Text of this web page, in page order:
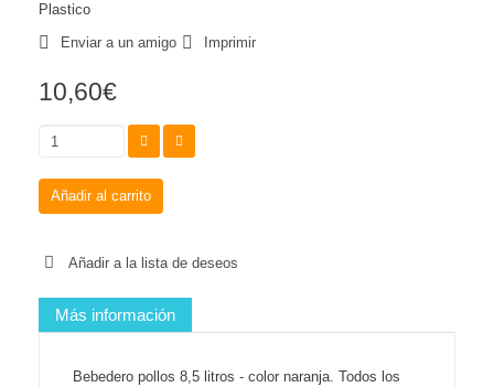
Plastico
Enviar a un amigo
Imprimir
10,60€
Añadir al carrito
Añadir a la lista de deseos
Más información
Bebedero pollos 8,5 litros - color naranja. Todos los